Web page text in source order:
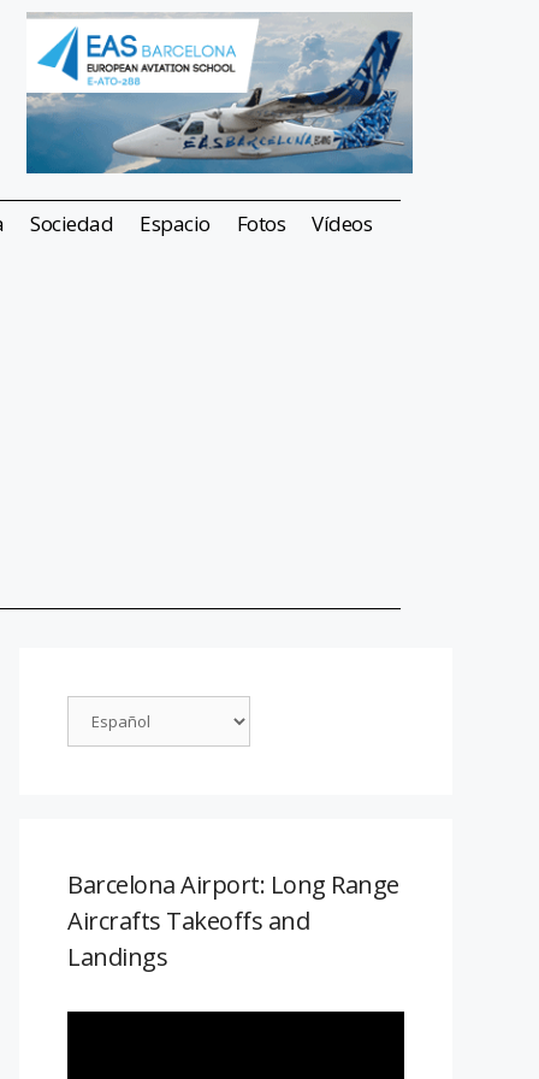
Sociedad Espacio Fotos Vídeos
Barcelona Airport: Long Range
Aircrafts Takeoffs and
Landings